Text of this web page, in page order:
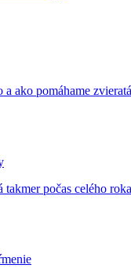
počas celého roka